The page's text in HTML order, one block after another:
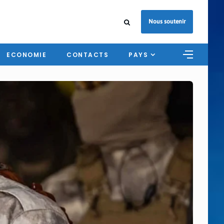
Nous soutenir
ECONOMIE CONTACTS PAYS